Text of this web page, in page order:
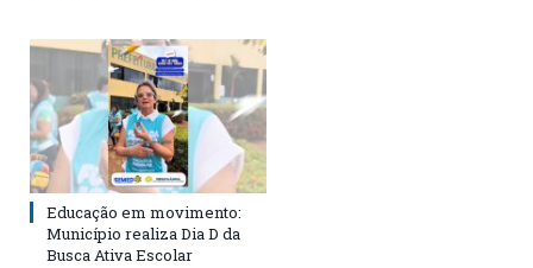
Educação em movimento:
Município realiza Dia D da
Busca Ativa Escolar